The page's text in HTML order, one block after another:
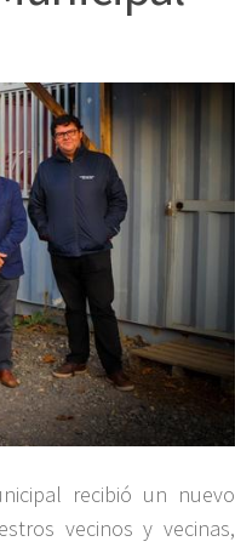
recibió un nuevo
vecinos y vecinas,